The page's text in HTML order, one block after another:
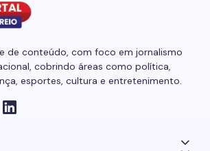
de conteúdo, com foco em jornalismo
cobrindo áreas como política,
esportes, cultura e entretenimento.